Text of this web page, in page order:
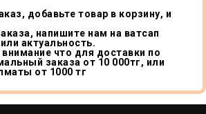
добавьте товар в корзину, и
напишите нам на ватсап
актуальность.
что для доставки по
заказа от 10 000тг, или
от 1000 тг